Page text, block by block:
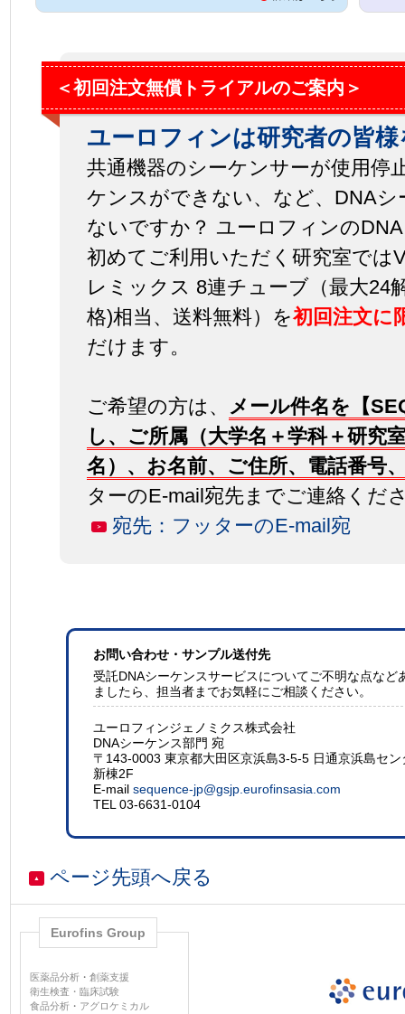
＜初回注文無償トライアルのご案内＞
ユーロフィンは研究者の皆
共通機器のシーケンサーが使用停
ケンスができない、など、DNA
ないですか？ ユーロフィンの
初めてご利用いただく研究室では
レミックス 8連チューブ（最大24
格)相当、送料無料）を初回注文に
だけます。
ご希望の方は、
メール件名を【
し、ご所属（大学名＋学科＋研究
名）、お名前、ご住所、電話番号
ターのE-mail宛先までご連絡くだ
＞ 宛先：フッターのE-mail宛
お問い合わせ・サンプル送付先
受託DNAシーケンスサービスについてご不明な点など
ましたら、担当者までお気軽にご相談ください。
ユーロフィンジェノミクス株式会社
DNAシーケンス部門 宛
〒143-0003 東京都大田区京浜島3-5-5 日通京浜島セン
新棟2F
E-mailsequence-jp@gsjp.eurofinsasia.com
TEL 03-6631-0104
▲ ページ先頭へ戻る
Eurofins Group
医薬品分析 ・ 創薬支援
衛生検査・臨床試験
食品分析 ・ アグロケミカル